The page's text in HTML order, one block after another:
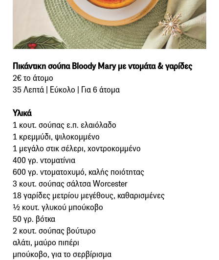
Πικάντικη σούπα Bloody Mary με ντομάτα & γαρίδες
2€ το άτομο
35 Λεπτά | Εύκολο | Για 6 άτομα
Υλικά
1 κουτ. σούπας ε.π. ελαιόλαδο
1 κρεμμύδι, ψιλοκομμένο
1 μεγάλο στικ σέλερι, χοντροκομμένο
400 γρ. ντοματίνια
600 γρ. ντοματοχυμό, καλής ποιότητας
3 κουτ. σούπας σάλτσα Worcester
18 γαρίδες μετρίου μεγέθους, καθαρισμένες
½ κουτ. γλυκού μπούκοβο
50 γρ. βότκα
2 κουτ. σούπας βούτυρο
αλάτι, μαύρο πιπέρι
μπούκοβο, για το σερβίρισμα